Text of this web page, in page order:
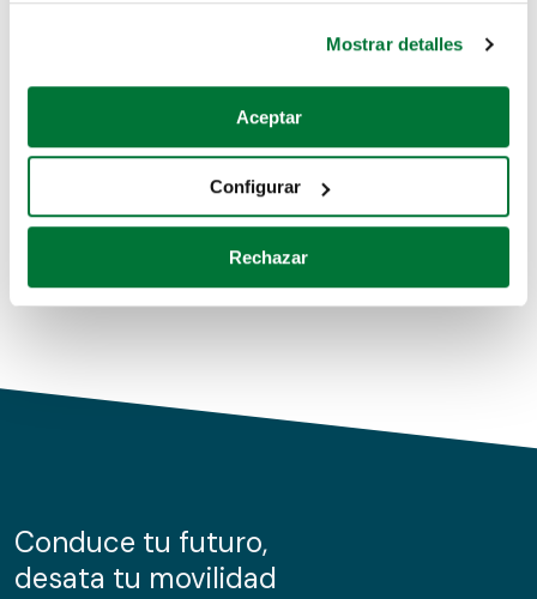
Si lo permite, también quisiéramos:
Recopilar información sobre su ubicación geográfica
Identificar su dispositivo analizándolo activamente
para buscar características específicas (huellas
Obtenga más información sobre cómo se procesan sus
de cookies.
información sobre el uso que haga del sitio web con
nuestros partners de redes sociales, publicidad y análisis
Mostrar detalles
Aceptar
Configurar
Rechazar
Coches de segunda mano
Coches de km0
Conduce tu futuro,
desata tu movilidad